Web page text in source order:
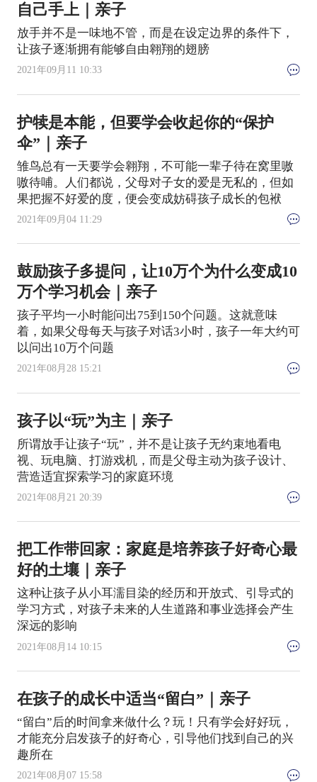
自己手上｜亲子
放手并不是一味地不管，而是在设定边界的条件下，
让孩子逐渐拥有能够自由翱翔的翅膀
2021年09月11 10:33
护犊是本能，但要学会收起你的“保护
伞”｜亲子
雏鸟总有一天要学会翱翔，不可能一辈子待在窝里嗷
嗷待哺。人们都说，父母对子女的爱是无私的，但如
果把握不好爱的度，便会变成妨碍孩子成长的包袱
2021年09月04 11:29
鼓励孩子多提问，让10万个为什么变成10
万个学习机会｜亲子
孩子平均一小时能问出75到150个问题。这就意味
着，如果父母每天与孩子对话3小时，孩子一年大约可
以问出10万个问题
2021年08月28 15:21
孩子以“玩”为主｜亲子
所谓放手让孩子“玩”，并不是让孩子无约束地看电
视、玩电脑、打游戏机，而是父母主动为孩子设计、
营造适宜探索学习的家庭环境
2021年08月21 20:39
把工作带回家：家庭是培养孩子好奇心最
好的土壤｜亲子
这种让孩子从小耳濡目染的经历和开放式、引导式的
学习方式，对孩子未来的人生道路和事业选择会产生
深远的影响
2021年08月14 10:15
在孩子的成长中适当“留白”｜亲子
“留白”后的时间拿来做什么？玩！只有学会好好玩，
才能充分启发孩子的好奇心，引导他们找到自己的兴
趣所在
2021年08月07 15:58